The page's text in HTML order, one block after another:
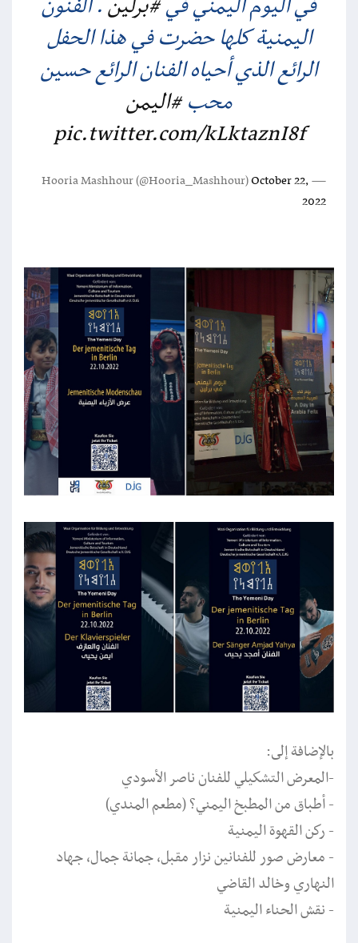
اليمنية كلها حضرت في هذا الحفل
الرائع الذي أحياه الفنان الرائع حسين
محب#اليمن
pic.twitter.com/kLktaznI8f
— Hooria Mashhour (@Hooria_Mashhour)
October 22,
2022
بالإضافة إلى:
-المعرض التشكيلي للفنان ناصر الأسودي
- أطباق من المطبخ اليمني?️ (مطعم المندي)
- ركن القهوة اليمنية
- معارض صور للفنانين نزار مقبل، جمانة جمال، جهاد
النهاري وخالد القاضي
- نقش الحناء اليمنية